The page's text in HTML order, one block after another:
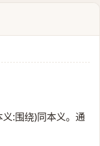
:围绕)同本义。通